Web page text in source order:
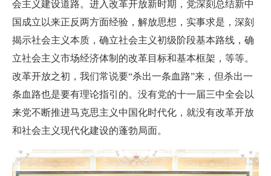
会主义建设道路。进入改革开放新时期，党深刻总结新中
国成立以来正反两方面经验，解放思想，实事求是，深刻
揭示社会主义本质，确立社会主义初级阶段基本路线，确
立社会主义市场经济体制的改革目标和基本框架，等等。
改革开放之初，我们常说要“杀出一条血路”来，但杀出一
条血路也是要有理论指引的。没有党的十一届三中全会以
来党不断推进马克思主义中国化时代化，就没有改革开放
和社会主义现代化建设的蓬勃局面。